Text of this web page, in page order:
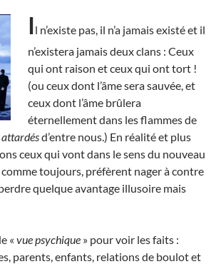
Il n’existe pas, il n’a jamais existé et il
n’existera jamais deux clans : Ceux
qui ont raison et ceux qui ont tort !
(ou ceux dont l’âme sera sauvée, et
ceux dont l’âme brûlera
éternellement dans les flammes de
attardésd’entre nous.) En réalité et plus
ceux qui vont dans le sens du nouveau
toujours, préfèrent nager à contre
quelque avantage illusoire mais
« vue psychique » pour voir les faits :
parents, enfants, relations de boulot et